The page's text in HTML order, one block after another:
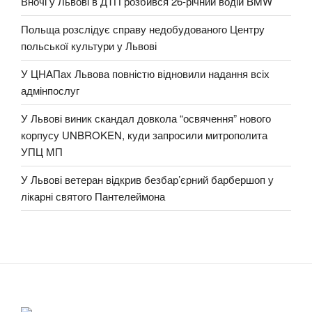
Польща розслідує справу недобудованого Центру
польської культури у Львові
У ЦНАПах Львова повністю відновили надання всіх
адмінпослуг
У Львові виник скандал довкола “освячення” нового
корпусу UNBROKEN, куди запросили митрополита
УПЦ МП
У Львові ветеран відкрив безбар’єрний барбершоп у
лікарні святого Пантелеймона